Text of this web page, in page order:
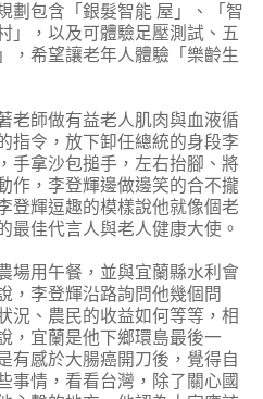
劃包含「銀髮智能 屋」、「智
」，以及可體驗足壓測試、五
，希望讓老年人體驗「樂齡生
老師做有益老人肌肉與血液循
指令，放下卸任總統的身段李
手拿沙包搥手，左右抬腳、將
作，李登輝邊做邊笑的合不攏
登輝逗趣的模樣說他就像個老
最佳代言人與老人健康大使。
場用午餐，並與宜蘭縣水利會
，李登輝沿路詢問他幾個問
況、農民的收益如何等等，相
，宜蘭是他下鄉環島最後一
有感於大腸癌開刀後，覺得自
事情，看看台灣，除了關心國